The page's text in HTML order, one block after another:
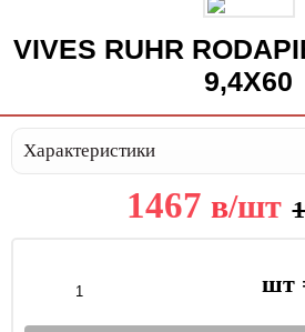
VIVES RUHR
9,4X60
Характеристики
1467 в/шт
шт